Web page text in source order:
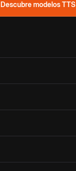
Descubre modelos TTS